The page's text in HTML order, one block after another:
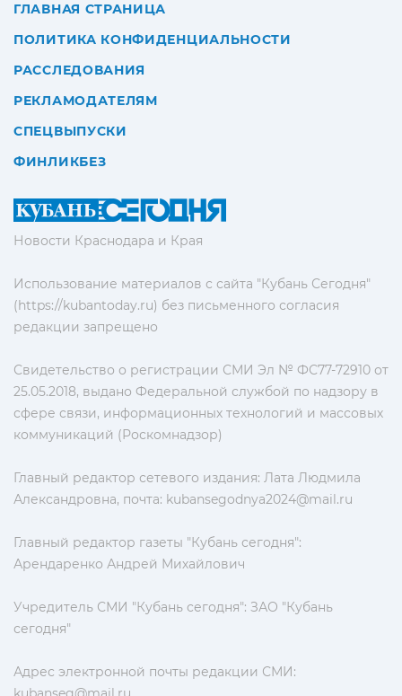
Новости Краснодара и Края
Использование материалов с сайта "Кубань Сегодня"
(https://kubantoday.ru) без письменного согласия
редакции запрещено
Свидетельство о регистрации СМИ Эл № ФС77-72910 от
25.05.2018, выдано Федеральной службой по надзору в
сфере связи, информационных технологий и массовых
коммуникаций (Роскомнадзор)
Главный редактор сетевого издания: Лата Людмила
Александровна, почта: kubansegodnya2024@mail.ru
Главный редактор газеты "Кубань сегодня":
Арендаренко Андрей Михайлович
Учредитель СМИ "Кубань сегодня": ЗАО "Кубань
сегодня"
Адрес электронной почты редакции СМИ:
ГЛАВНАЯ СТРАНИЦА
ПОЛИТИКА КОНФИДЕНЦИАЛЬНОСТИ
РАССЛЕДОВАНИЯ
РЕКЛАМОДАТЕЛЯМ
СПЕЦВЫПУСКИ
ФИНЛИКБЕЗ